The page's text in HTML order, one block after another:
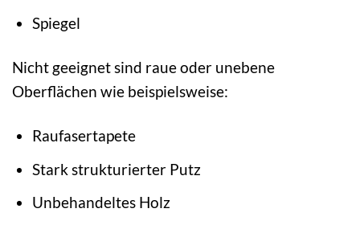
Spiegel
Nicht geeignet sind raue oder unebene
Oberflächen wie beispielsweise:
Raufasertapete
Stark strukturierter Putz
Unbehandeltes Holz